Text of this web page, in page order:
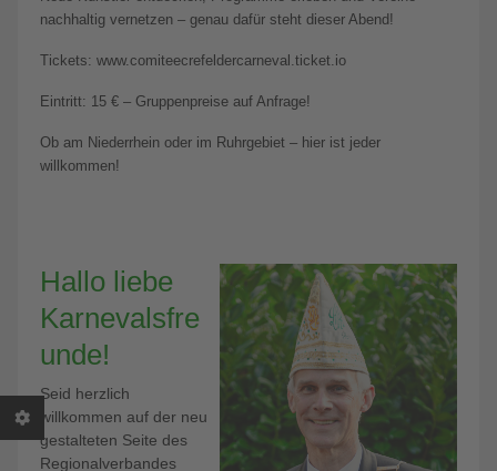
nachhaltig vernetzen – genau dafür steht dieser Abend!
Tickets: www.comiteecrefeldercarneval.ticket.io
Eintritt: 15 € – Gruppenpreise auf Anfrage!
Ob am Niederrhein oder im Ruhrgebiet – hier ist jeder
willkommen!
Hallo liebe
Karnevalsfre
unde!
Seid herzlich
willkommen auf der neu
gestalteten Seite des
Regionalverbandes